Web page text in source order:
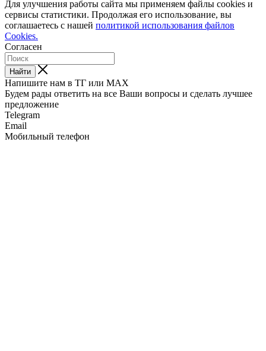
Для улучшения работы сайта мы применяем файлы cookies и
сервисы статистики. Продолжая его использование, вы
соглашаетесь с нашей политикой использования файлов
Cookies.
Согласен
Найти
Напишите нам в ТГ или MAX
Будем рады ответить на все Ваши вопросы и сделать лучшее
предложение
Telegram
Email
Мобильный телефон